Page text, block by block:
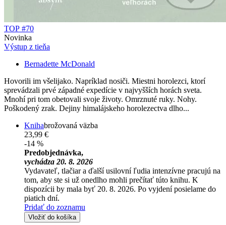
TOP #70
Novinka
Výstup z tieňa
Bernadette McDonald
Hovorili im všelijako. Napríklad nosiči. Miestni horolezci, ktorí
sprevádzali prvé západné expedície v najvyšších horách sveta.
Mnohí pri tom obetovali svoje životy. Omrznuté ruky. Nohy.
Poškodený zrak. Dejiny himalájskeho horolezectva dlho...
Knihabrožovaná väzba
23,99 €
-14 %
Predobjednávka,
vychádza 20. 8. 2026
Vydavateľ, tlačiar a ďalší usilovní ľudia intenzívne pracujú na
tom, aby ste si už onedlho mohli prečítať túto knihu. K
dispozícii by mala byť 20. 8. 2026. Po vyjdení posielame do
piatich dní.
Pridať do zoznamu
Vložiť do košíka